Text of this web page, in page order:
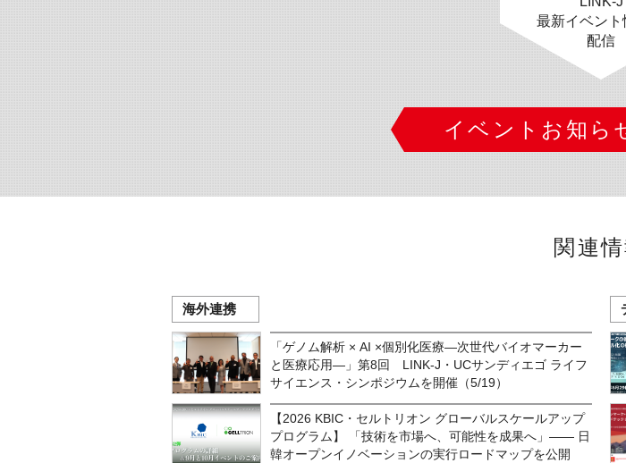
最新イベント
配信
イベントお知ら
関連情
海外連携
「ゲノム解析 × AI ×個別化医療―次世代バイオマーカー
と医療応用―」第8回 LINK-J・UCサンディエゴ ライフ
サイエンス・シンポジウムを開催（5/19）
【2026 KBIC・セルトリオン グローバルスケールアップ
プログラム】 「技術を市場へ、可能性を成果へ」―― 日
韓オープンイノベーションの実行ロードマップを公開